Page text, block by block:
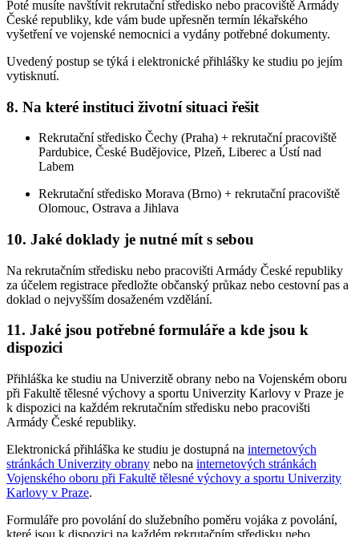
Poté musíte navštívit rekrutační středisko nebo pracoviště Armády
České republiky, kde vám bude upřesněn termín lékařského
vyšetření ve vojenské nemocnici a vydány potřebné dokumenty.
Uvedený postup se týká i elektronické přihlášky ke studiu po jejím
vytisknutí.
8. Na které instituci životní situaci řešit
Rekrutační středisko Čechy (Praha) + rekrutační pracoviště
Pardubice, České Budějovice, Plzeň, Liberec a Ústí nad
Labem
Rekrutační středisko Morava (Brno) + rekrutační pracoviště
Olomouc, Ostrava a Jihlava
10. Jaké doklady je nutné mít s sebou
Na rekrutačním středisku nebo pracovišti Armády České republiky
za účelem registrace předložte občanský průkaz nebo cestovní pas a
doklad o nejvyšším dosaženém vzdělání.
11. Jaké jsou potřebné formuláře a kde jsou k
dispozici
Přihláška ke studiu na Univerzitě obrany nebo na Vojenském oboru
při Fakultě tělesné výchovy a sportu Univerzity Karlovy v Praze je
k dispozici na každém rekrutačním středisku nebo pracovišti
Armády České republiky.
Elektronická přihláška ke studiu je dostupná na internetových
stránkách Univerzity obrany nebo na internetových stránkách
Vojenského oboru při Fakultě tělesné výchovy a sportu Univerzity
Karlovy v Praze.
Formuláře pro povolání do služebního poměru vojáka z povolání,